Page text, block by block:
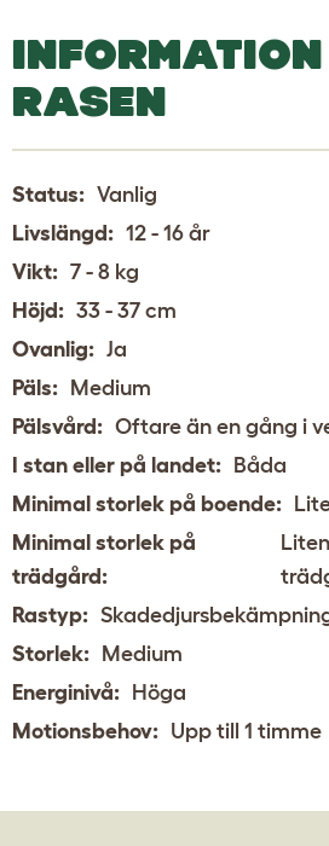
RASEN
Status: Vanlig
Livslängd: 12 - 16 år
Vikt: 7 - 8 kg
Höjd: 33 - 37 cm
Ovanlig: Ja
Päls: Medium
Pälsvård: Oftare än en gång i
I stan eller på landet: Båda
Minimal storlek på boende:
Minimal storlek på
trädgård:
Rastyp:
Storlek: Medium
Energinivå: Höga
Motionsbehov: Upp till 1 timme